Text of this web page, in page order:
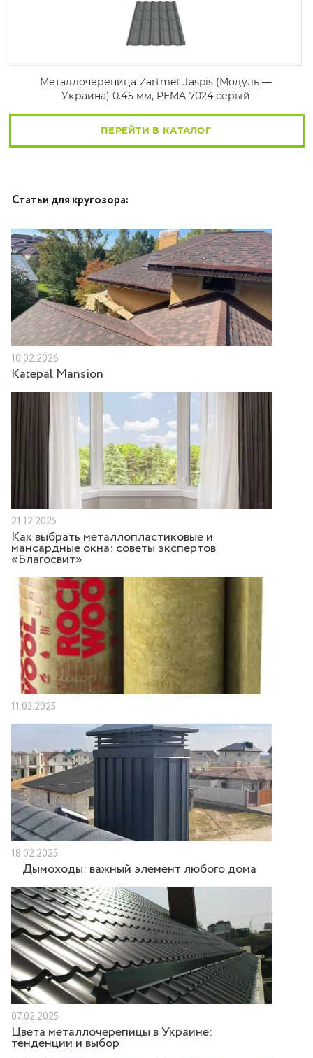
Металлочерепица Zartmet Jaspis (Модуль —
Украина) 0.45 мм, PEMA 7024 серый
ПЕРЕЙТИ В КАТАЛОГ
Статьи для кругозора:
10.02.2026
Katepal Mansion
21.12.2025
Как выбрать металлопластиковые и
мансардные окна: советы экспертов
«Благосвит»
11.03.2025
18.02.2025
Дымоходы: важный элемент любого дома
07.02.2025
Цвета металлочерепицы в Украине:
тенденции и выбор